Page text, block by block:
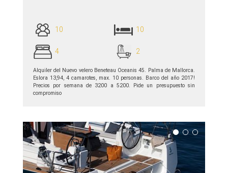
10 10
4 2
Alquiler del Nuevo velero Beneteau Oceanis 45. Palma de Mallorca.
Eslora 13,94, 4 camarotes, max. 10 personas. Barco del año 2017!
Precios por semana de 3200 a 5200. Pide un presupuesto sin
compromiso
ver detalles >>